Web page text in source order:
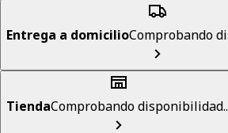
Entrega a domicilioComprobando
TiendaComprobando